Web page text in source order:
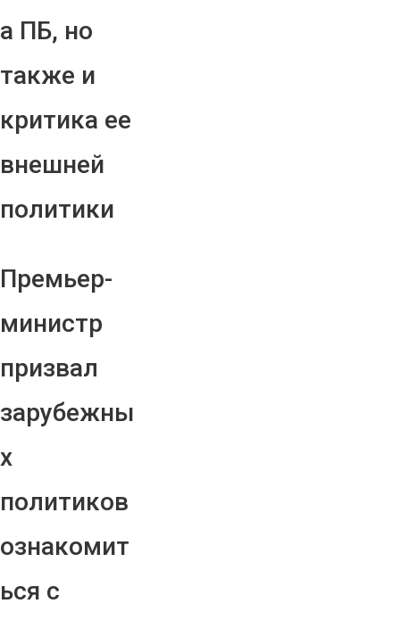
а ПБ, но
также и
критика ее
внешней
политики
Премьер-
министр
призвал
зарубежны
х
политиков
ознакомит
ься с